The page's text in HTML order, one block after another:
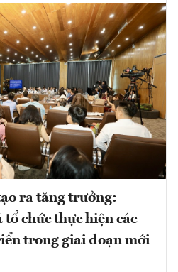
ra tăng trưởng:
tổ chức thực hiện các
trong giai đoạn mới